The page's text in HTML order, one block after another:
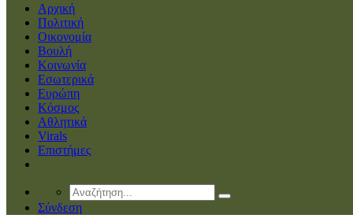
Αρχική
Πολιτική
Οικονομία
Βουλή
Κοινωνία
Εσωτερικά
Ευρώπη
Κόσμος
Αθλητικά
Virals
Επιστήμες
Σύνδεση